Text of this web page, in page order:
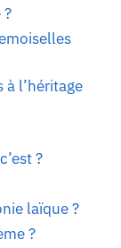
?
à l’héritage
?
laïque ?
?